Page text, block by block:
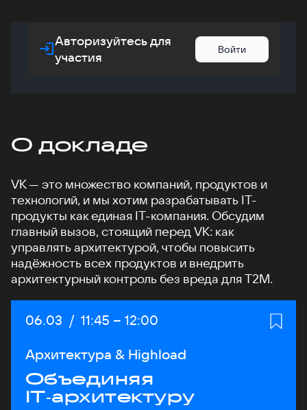
Авторизуйтесь для
участия
Войти
О докладе
VK — это множество компаний, продуктов и
технологий, и мы хотим разрабатывать IT-
продукты как единая IT-компания. Обсудим
главный вызов, стоящий перед VK: как
управлять архитектурой, чтобы повысить
надёжность всех продуктов и внедрить
архитектурный контроль без вреда для T2M.
Дата:
06.03 / Начало:
11:45 – Конец:
12:00
Архитектура & Highload
Объединяя
IT‑архитектуру